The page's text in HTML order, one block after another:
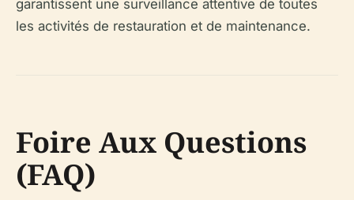
garantissent une surveillance attentive de toutes
les activités de restauration et de maintenance.
Foire Aux Questions
(FAQ)